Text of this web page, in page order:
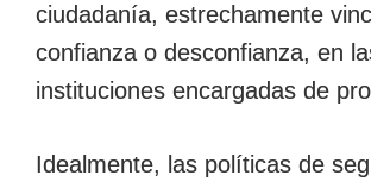
ciudadanía, estrechamente
confianza o desconfianza, en
instituciones encargadas de
Idealmente, las políticas de